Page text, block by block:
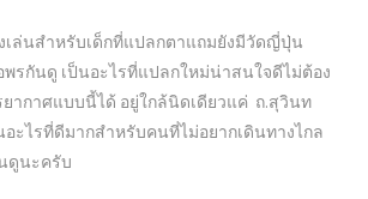
เล่นสำหรับเด็กที่แปลกตาแถมยังมีวัดญี่ปุ่น
พรกันดู เป็นอะไรที่แปลกใหม่น่าสนใจดีไม่ต้อง
ากาศแบบนี้ได้ อยู่ใกล้นิดเดียวแค่ ถ.สุวินท
อะไรที่ดีมากสำหรับคนที่ไม่อยากเดินทางไกล
ดูนะครับ